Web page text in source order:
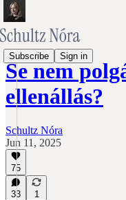
Subscribe Sign in
Se nem
ellenállás?
Schultz Nóra
Jun 11, 2025
75
33 1